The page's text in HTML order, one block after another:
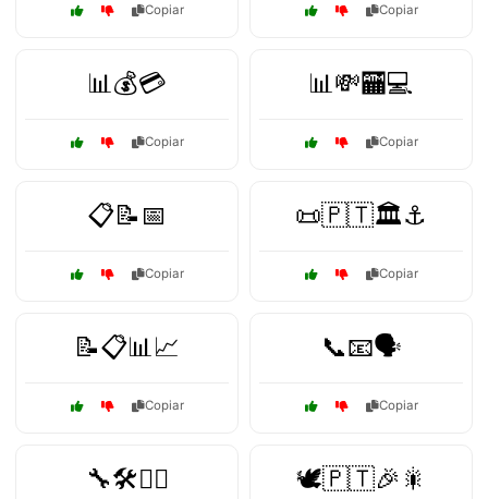
Copiar Copiar
📊💰💳
Copiar
📊💸🏧💻
Copiar
📋📝📅
Copiar
📜🇵🇹🏛️⚓
Copiar
📝📋📊📈
Copiar
📞📧🗣️
Copiar
🔧🛠️👷‍♂️ 🕊️🇵🇹🎉🎇